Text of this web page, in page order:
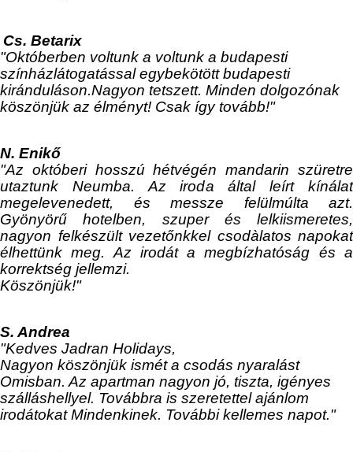
Cs. Betarix
"Októberben voltunk a voltunk a budapesti
színházlátogatással egybekötött budapesti
kiránduláson.Nagyon tetszett. Minden dolgozónak
köszönjük az élményt! Csak így tovább!"
N. Enikő
"Az októberi hosszú hétvégén mandarin szüretre
utaztunk Neumba. Az iroda által leírt kínálat
megelevenedett, és messze felülmúlta azt.
Gyönyörű hotelben, szuper és lelkiismeretes,
nagyon felkészült vezetőnkkel csodàlatos napokat
élhettünk meg. Az irodát a megbízhatóság és a
korrektség jellemzi.
Köszönjük!"
S. Andrea
"Kedves Jadran Holidays,
Nagyon köszönjük ismét a csodás nyaralást
Omisban. Az apartman nagyon jó, tiszta, igényes
szálláshellyel. Továbbra is szeretettel ajánlom
irodátokat Mindenkinek. További kellemes napot."